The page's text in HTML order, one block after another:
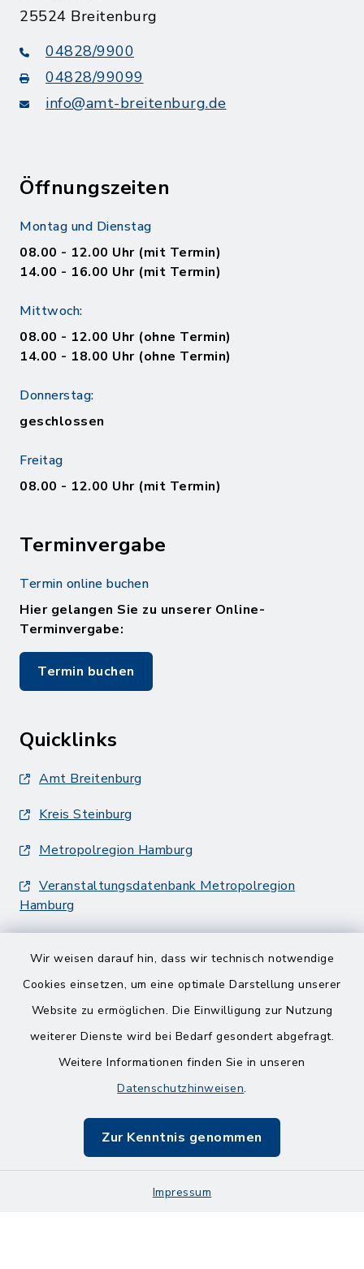
Wir weisen darauf hin, dass wir technisch notwendige
Cookies einsetzen, um eine optimale Darstellung unserer
Website zu ermöglichen. Die Einwilligung zur Nutzung
weiterer Dienste wird bei Bedarf gesondert abgefragt.
Weitere Informationen finden Sie in unseren
Datenschutzhinweisen.
Zur Kenntnis genommen
Impressum
25524 Breitenburg
04828/9900
04828/99099
info@amt-breitenburg.de
Öffnungszeiten
Montag und Dienstag
08.00 - 12.00 Uhr (mit Termin)
14.00 - 16.00 Uhr (mit Termin)
Mittwoch:
08.00 - 12.00 Uhr (ohne Termin)
14.00 - 18.00 Uhr (ohne Termin)
Donnerstag:
geschlossen
Freitag
08.00 - 12.00 Uhr (mit Termin)
Terminvergabe
Termin online buchen
Hier gelangen Sie zu unserer Online-
Terminvergabe:
Termin buchen
Quicklinks
Amt Breitenburg
Kreis Steinburg
Metropolregion Hamburg
Veranstaltungsdatenbank Metropolregion
Hamburg
Barrierefreiheit
Impressum
Sitemap